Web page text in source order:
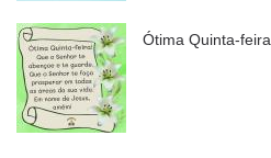
Ótima Quinta-feira